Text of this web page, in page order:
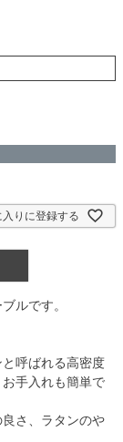
入りに登録する
ルです。
呼ばれる高密度
手入れも簡単で
さ、ラタンのや